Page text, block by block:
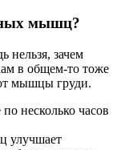
мышц?
нельзя, зачем
в общем-то тоже
мышцы груди.
несколько часов
улучшает